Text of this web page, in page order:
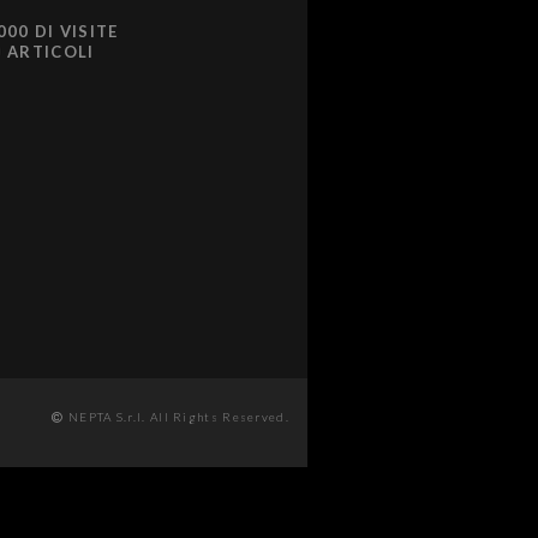
DI VISITE
ARTICOLI
NEPTA S.r.l. All Rights Reserved.